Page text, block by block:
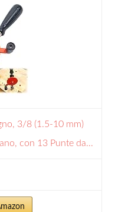
3/8 (1.5-10 mm)
con 13 Punte da...